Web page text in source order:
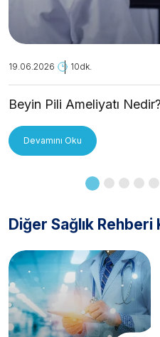
19.06.2026 10dk.
Beyin Pili Ameliyatı
Devamını Oku
Diğer Sağlık